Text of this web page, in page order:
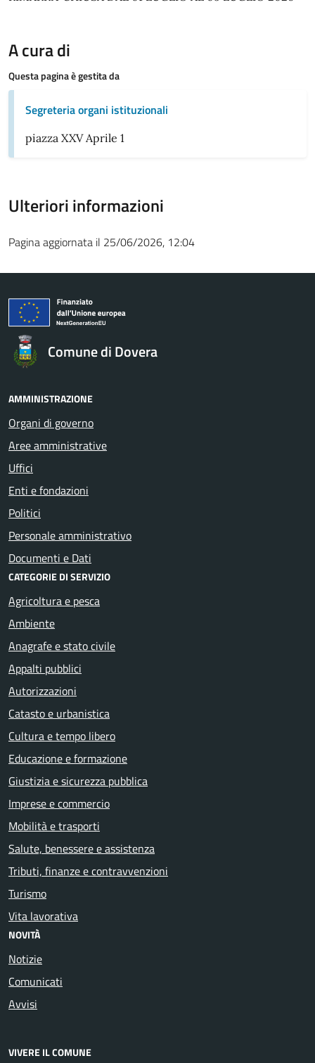
A cura di
Questa pagina è gestita da
Segreteria organi istituzionali
piazza XXV Aprile 1
Ulteriori informazioni
Pagina aggiornata il 25/06/2026, 12:04
Comune di Dovera
AMMINISTRAZIONE
Organi di governo
Aree amministrative
Uffici
Enti e fondazioni
Politici
Personale amministrativo
Documenti e Dati
CATEGORIE DI SERVIZIO
Agricoltura e pesca
Ambiente
Anagrafe e stato civile
Appalti pubblici
Autorizzazioni
Catasto e urbanistica
Cultura e tempo libero
Educazione e formazione
Giustizia e sicurezza pubblica
Imprese e commercio
Mobilità e trasporti
Salute, benessere e assistenza
Tributi, finanze e contravvenzioni
Turismo
Vita lavorativa
NOVITÀ
Notizie
Comunicati
Avvisi
VIVERE IL COMUNE